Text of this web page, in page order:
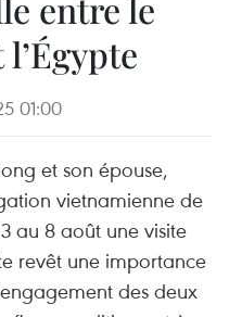
01:00
et son épouse,
vietnamienne de
au 8 août une visite
revêt une importance
des deux